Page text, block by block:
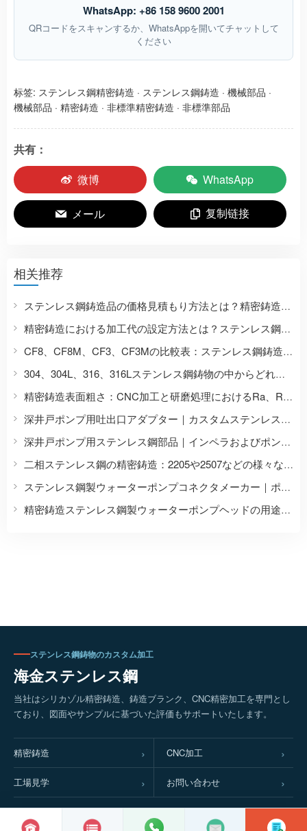
WhatsApp: +86 158 9600 2001
QRコードをスキャンするか、WhatsAppを開いてチャットして
ください
标签: ステンレス鋼精密鋳造 · ステンレス鋼鋳造 · 機械部品 ·
機械部品 · 精密鋳造 · 非標準精密鋳造 · 非標準部品
共有：
微博
WhatsApp
メール 复制链接
相关推荐
ステンレス鋼鋳造品の価格見積もり方法とは？精密鋳造価格に影響を与える9つの要因と、価格問い合わせに必要な書類一覧。
精密鋳造における加工代の設定方法とは？ステンレス鋼鋳造品の寸法設計に関するガイド：素材からCNC加工による完成品まで。
CF8、CF8M、CF3、CF3Mの比較表：ステンレス鋼鋳造グレードは、304、316、304L、および316Lにどのように対応しますか？
304、304L、316、316Lステンレス鋼鋳物の中からどれを選ぶべきか？材料特性と用途シナリオの比較。
精密鋳造表面粗さ：CNC加工と研磨処理におけるRa、Ry、Rzの比較
深井戸ポンプ用吐出口アダプター｜カスタムステンレス製ウォーターポンプアクセサリー
深井戸ポンプ用ステンレス鋼部品｜インペラおよびポンプ本体の精密鋳造および機械加工
二相ステンレス鋼の精密鋳造：2205や2507などの様々な二相ステンレス鋼グレードのカスタム鋳造。
ステンレス鋼製ウォーターポンプコネクタメーカー｜ポンプおよびバルブ付属品の精密鋳造
精密鋳造ステンレス鋼製ウォーターポンプヘッドの用途と欠陥制御方法
ステンレス鋼鋳物のカスタム加工
海金ステンレス鋼
当社はシリカゾル精密鋳造、鋳造ブランク、CNC精密加工を専門とし
ており、図面やサンプルに基づいた評価もサポートいたします。
精密鋳造 CNC加工
工場見学 お問い合わせ